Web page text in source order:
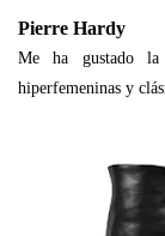
Pierre Hardy
Me ha gustado
hiperfemeninas y